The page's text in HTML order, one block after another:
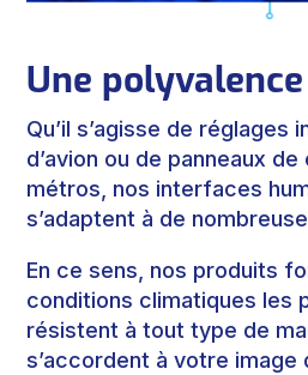
Une
Qu’il s’agisse de réglages
d’avion ou de panneaux
métros, nos interfaces
s’adaptent à de
En ce sens, nos produits
conditions climatiques les
résistent à tout type de
s’accordent à votre image